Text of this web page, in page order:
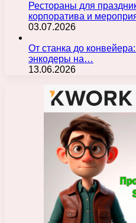
Рестораны для
корпоратива и
03.07.2026
От станка до
энкодеры на…
13.06.2026